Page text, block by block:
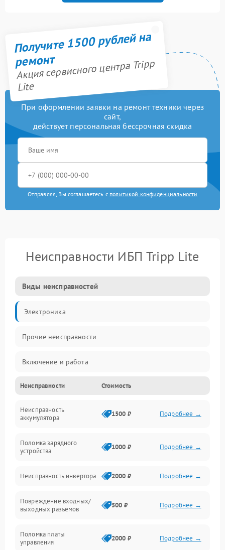
Получите 1500 рублей на
ремонт
Акция сервисного центра Tripp
Lite
При оформлении заявки на ремонт техники через
сайт,
действует персональная бессрочная скидка
Отправляя, Вы соглашаетесь с политикой конфиденциальности
Неисправности ИБП Tripp Lite
Виды неисправностей
Электроника
Прочие неисправности
Включение и работа
Работа с нагрузкой
Звук и индикация
Механические повреждения
Механика
Неисправности Стоимость
Неисправность
аккумулятора
1500 ₽ Подробнее →
Поломка зарядного
устройства
1000 ₽ Подробнее →
Неисправность инвертора 2000 ₽ Подробнее →
Повреждение входных/
выходных разъемов
500 ₽ Подробнее →
Поломка платы
управления
2000 ₽ Подробнее →